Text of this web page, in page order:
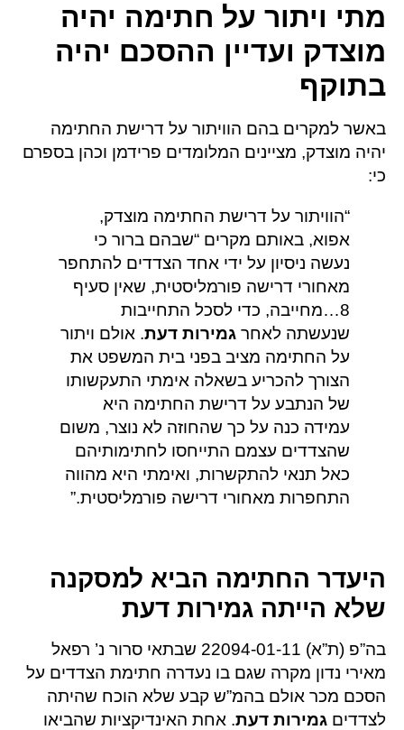
מתי ויתור על חתימה יהיה
מוצדק ועדיין ההסכם יהיה
בתוקף
באשר למקרים בהם הוויתור על דרישת החתימה
יהיה מוצדק, מציינים המלומדים פרידמן וכהן בספרם
כי:
“הוויתור על דרישת החתימה מוצדק,
אפוא, באותם מקרים “שבהם ברור כי
נעשה ניסיון על ידי אחד הצדדים להתחפר
מאחורי דרישה פורמליסטית, שאין סעיף
8…מחייבה, כדי לסכל התחייבות
שנעשתה לאחר גמירות דעת. אולם ויתור
על החתימה מציב בפני בית המשפט את
הצורך להכריע בשאלה אימתי התעקשותו
של הנתבע על דרישת החתימה היא
עמידה כנה על כך שהחוזה לא נוצר, משום
שהצדדים עצמם התייחסו לחתימותיהם
כאל תנאי להתקשרות, ואימתי היא מהווה
התחפרות מאחורי דרישה פורמליסטית.”
היעדר החתימה הביא למסקנה
שלא הייתה גמירות דעת
בה”פ (ת”א) 22094-01-11 שבתאי סרור נ’ רפאל
מאירי נדון מקרה שגם בו נעדרה חתימת הצדדים על
הסכם מכר אולם בהמ”ש קבע שלא הוכח שהיתה
לצדדים גמירות דעת. אחת האינדיקציות שהביאו